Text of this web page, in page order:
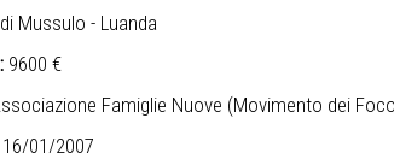
Mussulo - Luanda
9600 €
Famiglie Nuove (Movimento dei
16/01/2007